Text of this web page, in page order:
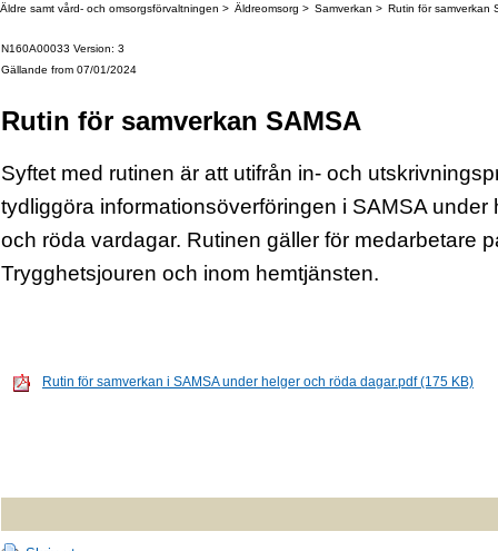
Äldre samt vård- och omsorgsförvaltningen Äldreomsorg Samverkan Rutin för samverkan
N160A00033 Version: 3
Gällande from 07/01/2024
Rutin för samverkan SAMSA
Syftet med rutinen är att utifrån in- och
tydliggöra informationsöverföringen i SAMSA under
och röda vardagar. Rutinen gäller för medarbetare
Trygghetsjouren och inom hemtjänsten.
Rutin för samverkan i SAMSA under helger och röda dagar.pdf (175 KB)